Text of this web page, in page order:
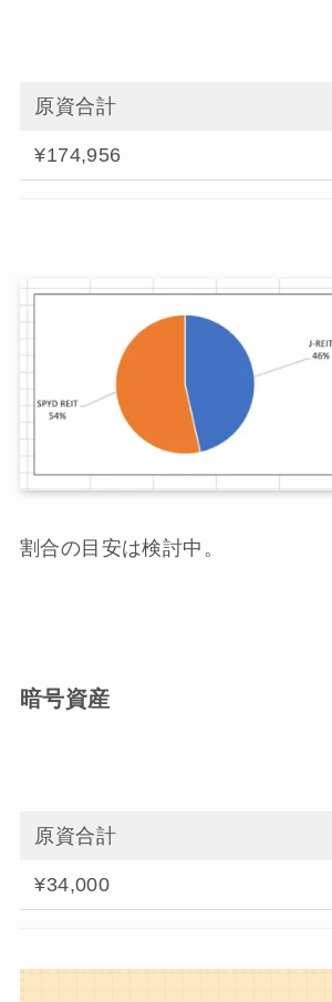
原資合計
¥174,956
割合の目安は検討中。
暗号資産
原資合計
¥34,000